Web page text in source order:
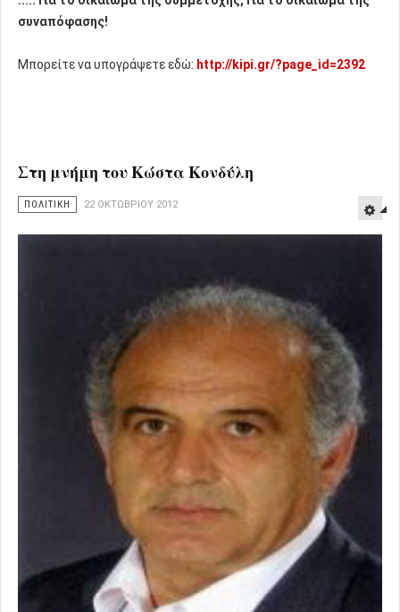
συναπόφασης!
Μπορείτε να υπογράψετε εδώ: http://kipi.gr/?page_id=2392
Στη μνήμη του Κώστα Κονδύλη
ΠΟΛΙΤΙΚΗ 22 ΟΚΤΩΒΡΊΟΥ 2012